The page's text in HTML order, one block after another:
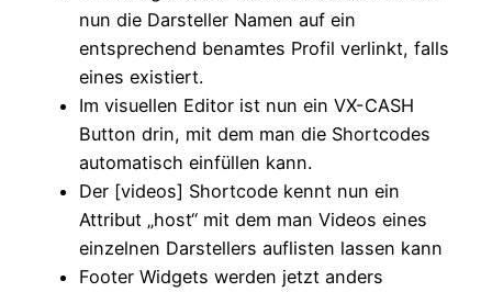
nun die Darsteller Namen auf ein
entsprechend benamtes Profil verlinkt, falls
eines existiert.
Im visuellen Editor ist nun ein VX-CASH
Button drin, mit dem man die Shortcodes
automatisch einfüllen kann.
Der [videos] Shortcode kennt nun ein
Attribut „host“ mit dem man Videos eines
einzelnen Darstellers auflisten lassen kann
Footer Widgets werden jetzt anders